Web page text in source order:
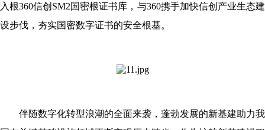
入根360信创SM2国密根证书库，与360携手加快信创产业生态建
设步伐，夯实国密数字证书的安全根基。
伴随数字化转型浪潮的全面来袭，蓬勃发展的新基建助力我